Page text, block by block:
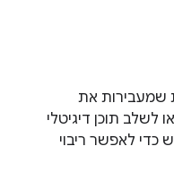
שמעבירות את
לשלב תוכן דיגיטלי
לאפשר ריבוי